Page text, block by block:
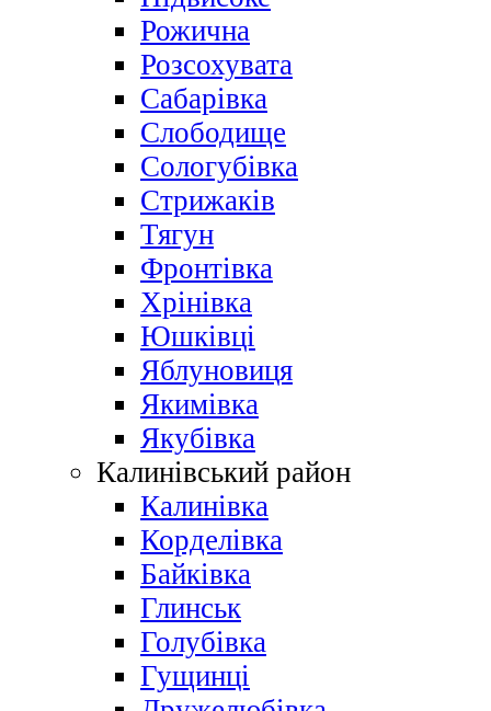
Рожична
Розсохувата
Сабарівка
Слободище
Сологубівка
Стрижаків
Тягун
Фронтівка
Хрінівка
Юшківці
Яблуновиця
Якимівка
Якубівка
Калинівський район
Калинівка
Корделівка
Байківка
Глинськ
Голубівка
Гущинці